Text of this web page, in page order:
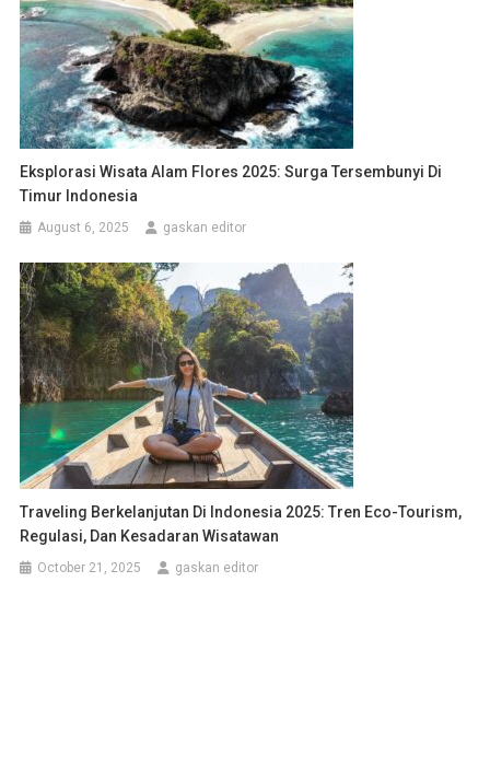
Eksplorasi Wisata Alam Flores 2025: Surga Tersembunyi Di
Timur Indonesia
August 6, 2025 gaskan editor
Traveling Berkelanjutan Di Indonesia 2025: Tren Eco-Tourism,
Regulasi, Dan Kesadaran Wisatawan
October 21, 2025 gaskan editor